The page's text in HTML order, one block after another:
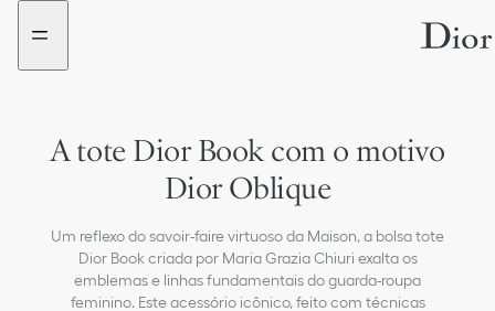
aria_goToMenu
aria_goToContent
A tote Dior Book com o motivo
Dior Oblique
Um reflexo do savoir-faire virtuoso da Maison, a bolsa tote
Dior Book criada por Maria Grazia Chiuri exalta os
emblemas e linhas fundamentais do guarda-roupa
feminino. Este acessório icônico, feito com técnicas